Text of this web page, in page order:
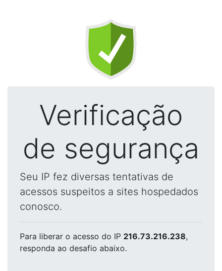
Verificação
de segurança
Seu IP fez diversas tentativas de
acessos suspeitos a sites hospedados
conosco.
Para liberar o acesso do IP 216.73.216.238,
responda ao desafio abaixo.